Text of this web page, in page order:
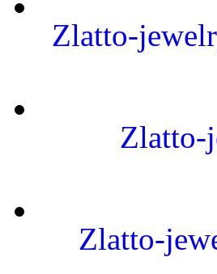
Zlatto-
Zlatto-
Zlatto-